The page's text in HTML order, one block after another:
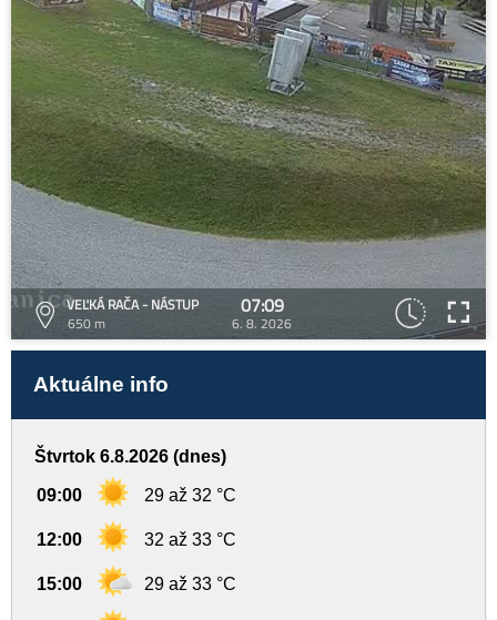
VEĽKÁ RAČA - NÁSTUP
650 m
07:09
6. 8. 2026
Aktuálne info
Štvrtok 6.8.2026 (dnes)
09:00 29 až 32 °C
12:00 32 až 33 °C
15:00 29 až 33 °C